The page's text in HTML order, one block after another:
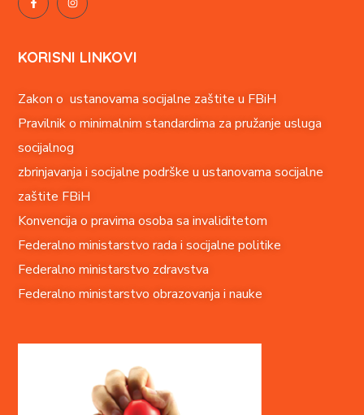
KORISNI LINKOVI
Zakon o ustanovama socijalne zaštite u FBiH
Pravilnik o minimalnim standardima za pružanje usluga
socijalnog
zbrinjavanja i socijalne podrške u ustanovama socijalne
zaštite FBiH
Konvencija o pravima osoba sa invaliditetom
Federalno ministarstvo rada i socijalne politike
Federalno ministarstvo zdravstva
Federalno ministarstvo obrazovanja i nauke